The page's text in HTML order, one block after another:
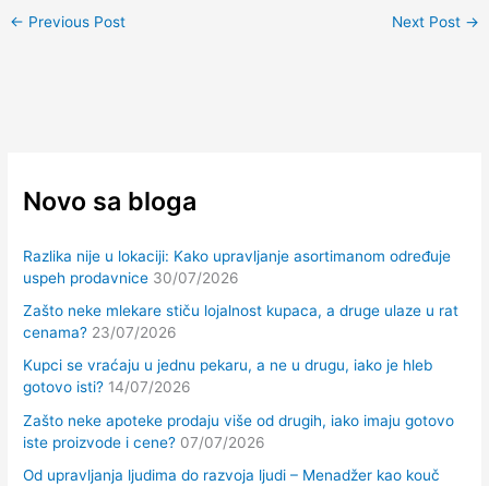
← Previous Post Next Post →
Novo sa bloga
Razlika nije u lokaciji: Kako upravljanje asortimanom određuje
uspeh prodavnice 30/07/2026
Zašto neke mlekare stiču lojalnost kupaca, a druge ulaze u rat
cenama? 23/07/2026
Kupci se vraćaju u jednu pekaru, a ne u drugu, iako je hleb
gotovo isti? 14/07/2026
Zašto neke apoteke prodaju više od drugih, iako imaju gotovo
iste proizvode i cene? 07/07/2026
Od upravljanja ljudima do razvoja ljudi – Menadžer kao kouč